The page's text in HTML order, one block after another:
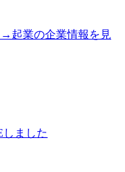
→ 起業の企業情報を見
ました